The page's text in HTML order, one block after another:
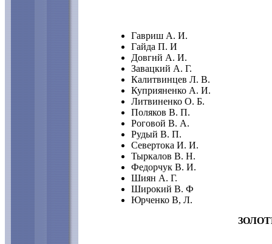
Гавриш А. И.
Гайда П. И
Довгнй А. И.
Завацкий А. Г.
Калитвинцев Л. В.
Куприяненко А. И.
Литвиненко О. Б.
Поляков В. П.
Роговой В. А.
Рудый В. П.
Севертока И. И.
Тыркалов В. Н.
Федорчук В. И.
Шиян А. Г.
Широкий В. Ф
Юрченко В, Л.